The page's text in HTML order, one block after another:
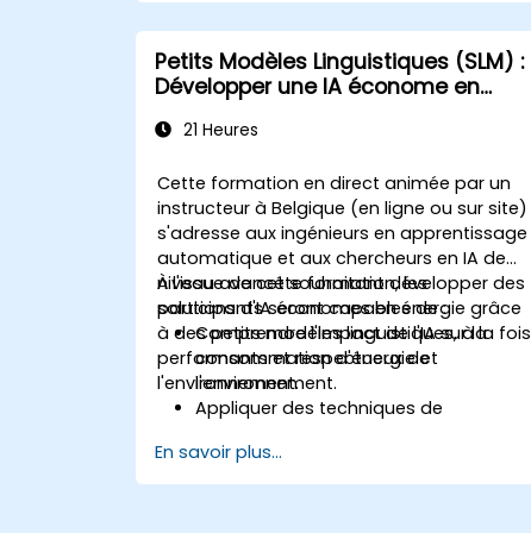
cas d'utilisation spécifiques.
Déployer des SLM dans des
environnements à ressources limitées.
Évaluer et interpréter les performances
des SLM dans des scénarios réels.
Petits Modèles Linguistiques (SLM) :
Développer une IA économe en
21 Heures
Cette formation en direct animée par un
instructeur à Belgique (en ligne ou sur site)
s'adresse aux ingénieurs en apprentissage
automatique et aux chercheurs en IA de
niveau avancé souhaitant développer des
solutions d'IA économes en énergie grâce
à des petits modèles linguistiques, à la fois
performants et respectueux de
l'environnement.
À l'issue de cette formation, les
participants seront capables de :
Comprendre l'impact de l'IA sur la
consommation d'énergie et
l'environnement.
Appliquer des techniques de
modèles pour réduire leur taille et leur
consommation énergétique.
En savoir plus...